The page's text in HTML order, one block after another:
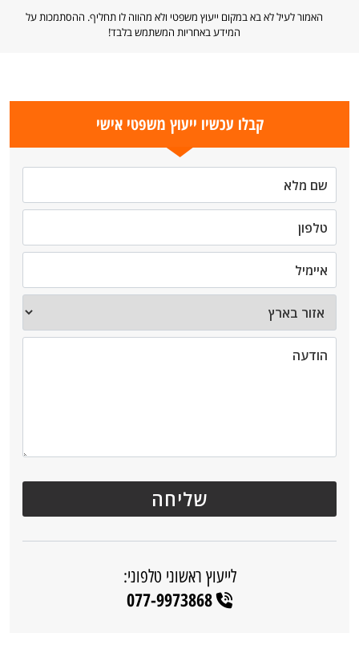
האמור לעיל לא בא במקום ייעוץ משפטי ולא מהווה לו תחליף. ההסתמכות על
המידע באחריות המשתמש בלבד!
קבלו עכשיו ייעוץ משפטי אישי
לייעוץ ראשוני טלפוני:
077-9973868